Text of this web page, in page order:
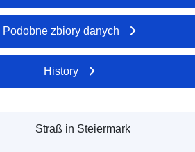
Podobne zbiory danych
History
Straß in Steiermark